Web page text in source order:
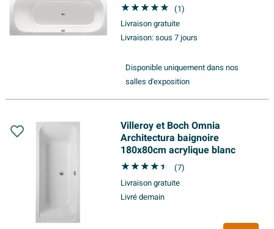
(1)
Livraison gratuite
Livraison:sous 7 jours
Disponible uniquement dans nos
salles d'exposition
Villeroy et Boch Omnia
Architectura baignoire
180x80cm acrylique blanc
(7)
Livraison gratuite
Livré demain